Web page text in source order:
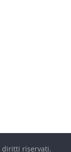
diritti riservati.